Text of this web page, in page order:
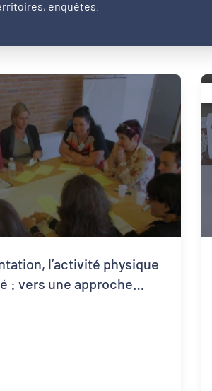
enquêtes.
l’activité physique
santé publique